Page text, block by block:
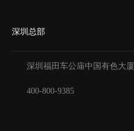
深圳总部
深圳福田车公庙中国有色大厦
400-800-9385